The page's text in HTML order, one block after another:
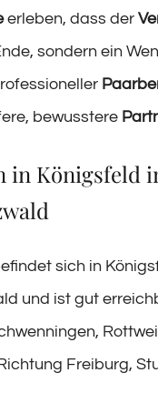
erleben, dass der
sondern ein
bewusstere
in Königsfeld
sich in
und ist gut
Freiburg,